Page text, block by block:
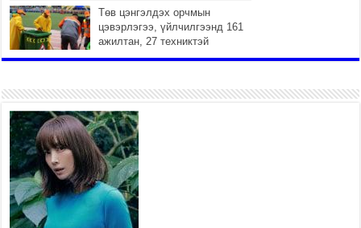
Төв цэнгэлдэх орчмын
цэвэрлэгээ, үйлчилгээнд 161
ажилтан, 27 техниктэй
ажиллаж байна
Наадмын амралтын өдрүүдэд
нийслэлийн эрүүл мэндийн
байгууллагууд дараах
хуваарийн дагуу ажиллана
2026 оны 7 сар 15 / 11 цаг 18 минут
Үндэсний их баяр наадам
эхэллээ
2026 оны 7 сар 15 / 11 цаг 14 минут